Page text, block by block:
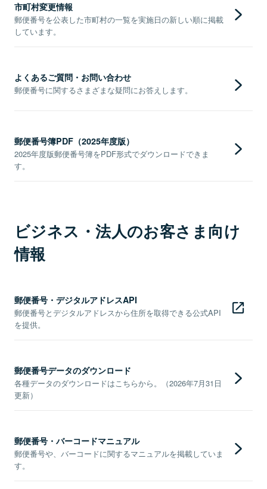
市町村変更情報
郵便番号を公表した市町村の一覧を実施日の新しい順に掲載
しています。
よくあるご質問・お問い合わせ
郵便番号に関するさまざまな疑問にお答えします。
郵便番号簿PDF（2025年度版）
2025年度版郵便番号簿をPDF形式でダウンロードできま
す。
ビジネス・法人のお客さま向け
情報
郵便番号・デジタルアドレスAPI
郵便番号とデジタルアドレスから住所を取得できる公式API
を提供。
郵便番号データのダウンロード
各種データのダウンロードはこちらから。（2026年7月31日
更新）
郵便番号・バーコードマニュアル
郵便番号や、バーコードに関するマニュアルを掲載していま
す。